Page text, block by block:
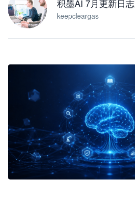
积墨AI 7月更新日志
keepcleargas